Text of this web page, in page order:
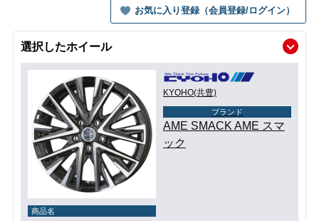
お気に入り登録（会員登録/ログイン）
選択したホイール
KYOHO(共豊)
ブランド
AME SMACK AME スマ
ック
商品名